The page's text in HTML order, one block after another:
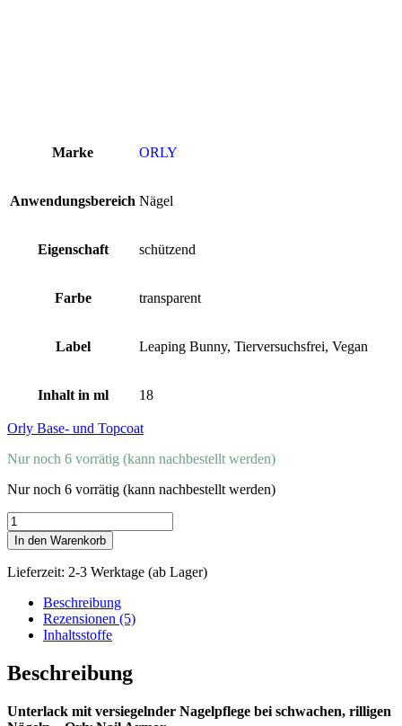
Marke ORLY
Anwendungsbereich Nägel
Eigenschaft schützend
Farbe transparent
Label Leaping Bunny, Tierversuchsfrei, Vegan
Inhalt in ml 18
Orly Base- und Topcoat
Nur noch 6 vorrätig (kann nachbestellt werden)
Nur noch 6 vorrätig (kann nachbestellt werden)
Orly
Nail
Armor
Unterlack
In den Warenkorb
Lieferzeit: 2-3 Werktage (ab Lager)
Beschreibung
Rezensionen (5)
Inhaltsstoffe
Beschreibung
Unterlack mit versiegelnder Nagelpflege bei schwachen, rilligen